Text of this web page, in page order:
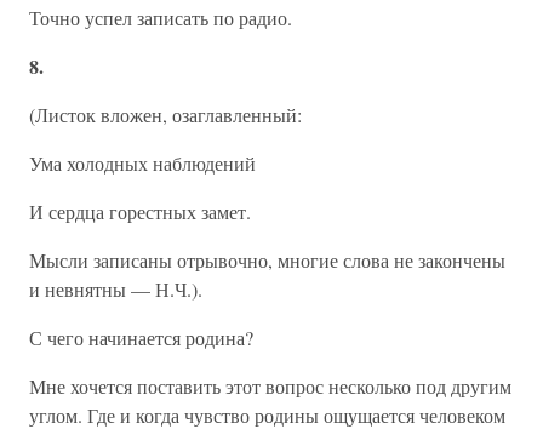
Точно успел записать по радио.
8.
(Листок вложен, озаглавленный:
Ума холодных наблюдений
И сердца горестных замет.
Мысли записаны отрывочно, многие слова не закончены
и невнятны — Н.Ч.).
С чего начинается родина?
Мне хочется поставить этот вопрос несколько под другим
углом. Где и когда чувство родины ощущается человеком